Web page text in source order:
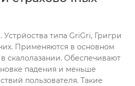
. Устрйоства типа GriGri, Григри
Применяются в основном
скалолазании. Обеспечивают
падения и меньше
пользователя. Такие